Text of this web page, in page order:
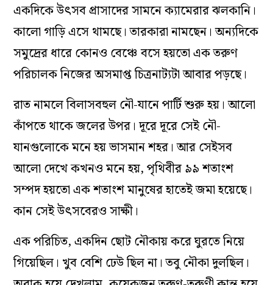
একদিকে উৎসব প্রাসাদের সামনে ক্যামেরার ঝলকানি।
কালো গাড়ি এসে থামছে। তারকারা নামছেন। অন্যদিকে
সমুদ্রের ধারে কোনও বেঞ্চে বসে হয়তো এক তরুণ
পরিচালক নিজের অসমাপ্ত চিত্রনাট্যটা আবার পড়ছে।
রাত নামলে বিলাসবহুল নৌ-যানে পার্টি শুরু হয়। আলো
কাঁপতে থাকে জলের উপর। দূরে দূরে সেই নৌ-
যানগুলোকে মনে হয় ভাসমান শহর। আর সেইসব
আলো দেখে কখনও মনে হয়, পৃথিবীর ৯৯ শতাংশ
সম্পদ হয়তো এক শতাংশ মানুষের হাতেই জমা হয়েছে।
কান সেই উৎসবেরও সাক্ষী।
এক পরিচিত, একদিন ছোট নৌকায় করে ঘুরতে নিয়ে
গিয়েছিল। খুব বেশি ঢেউ ছিল না। তবু নৌকা দুলছিল।